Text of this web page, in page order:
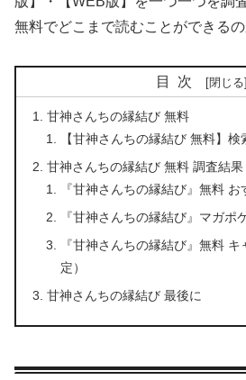
無料でどこまで読むことができる
目次
甘神さんちの縁結び 無料
【甘神さんちの縁結び 無料】検
甘神さんちの縁結び 無料 調査結果
『甘神さんちの縁結び』無料 お
『甘神さんちの縁結び』マガポ
『甘神さんちの縁結び』無料
定）
甘神さんちの縁結び 最後に